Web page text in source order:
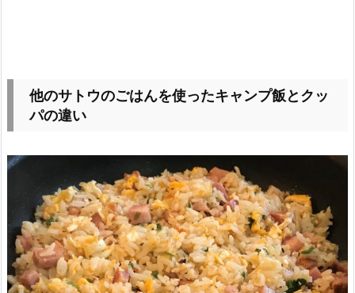
他のサトウのごはんを使ったキャンプ飯とクッ
パの違い